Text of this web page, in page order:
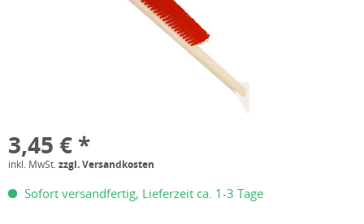
3,45 € *
inkl. MwSt.zzgl. Versandkosten
Sofort versandfertig, Lieferzeit ca. 1-3 Tage